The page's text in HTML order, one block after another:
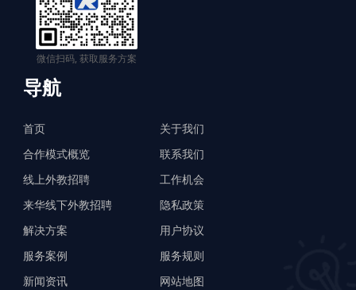
微信扫码, 获取服务方案
导航
首页
合作模式概览
线上外教招聘
来华线下外教招聘
解决方案
服务案例
新闻资讯
关于我们
联系我们
工作机会
隐私政策
用户协议
服务规则
网站地图